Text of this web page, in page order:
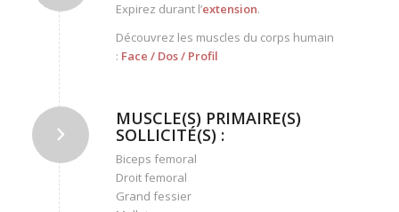
Expirez durant l’extension.
Découvrez les muscles du corps humain
: Face / Dos/ Profil
MUSCLE(S) PRIMAIRE(S)
SOLLICITÉ(S) :
Biceps femoral
Droit femoral
Grand fessier